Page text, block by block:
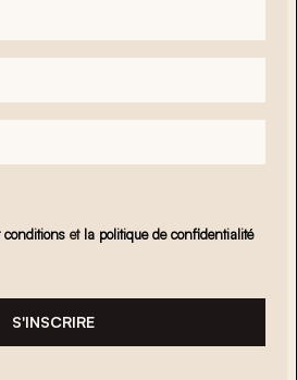
conditions et la politique de confidentialité
S'INSCRIRE